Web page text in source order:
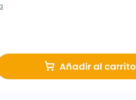
Añadir al carrito